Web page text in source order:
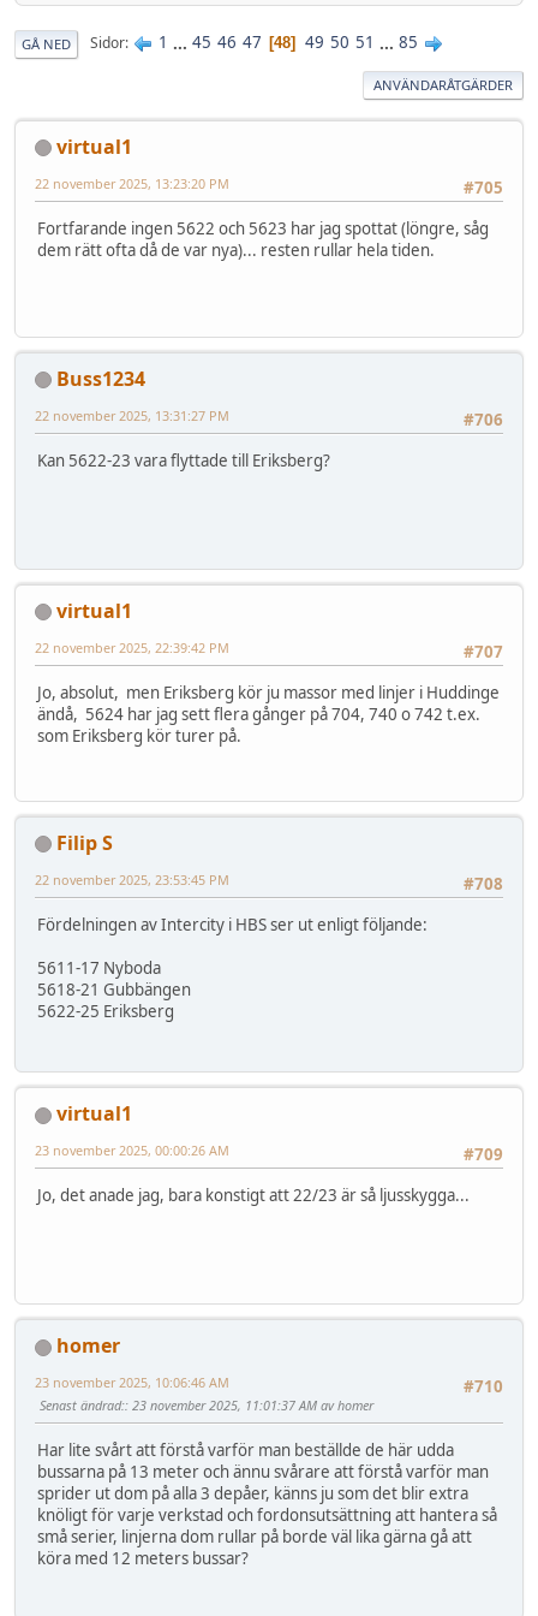
GÅ NED Sidor 1 ... 45 46 47 48 49 50 51 ... 85
ANVÄNDARÅTGÄRDER
virtual1
#705
22 november 2025, 13:23:20 PM
Fortfarande ingen 5622 och 5623 har jag spottat (löngre, såg
dem rätt ofta då de var nya)... resten rullar hela tiden.
Buss1234
#706
22 november 2025, 13:31:27 PM
Kan 5622-23 vara flyttade till Eriksberg?
virtual1
#707
22 november 2025, 22:39:42 PM
Jo, absolut, men Eriksberg kör ju massor med linjer i Huddinge
ändå, 5624 har jag sett flera gånger på 704, 740 o 742 t.ex.
som Eriksberg kör turer på.
Filip S
#708
22 november 2025, 23:53:45 PM
Fördelningen av Intercity i HBS ser ut enligt följande:
5611-17 Nyboda
5618-21 Gubbängen
5622-25 Eriksberg
virtual1
#709
23 november 2025, 00:00:26 AM
Jo, det anade jag, bara konstigt att 22/23 är så ljusskygga...
homer
#710
23 november 2025, 10:06:46 AM
Senast ändrad:: 23 november 2025, 11:01:37 AM av homer
Har lite svårt att förstå varför man beställde de här udda
bussarna på 13 meter och ännu svårare att förstå varför man
sprider ut dom på alla 3 depåer, känns ju som det blir extra
knöligt för varje verkstad och fordonsutsättning att hantera så
små serier, linjerna dom rullar på borde väl lika gärna gå att
köra med 12 meters bussar?